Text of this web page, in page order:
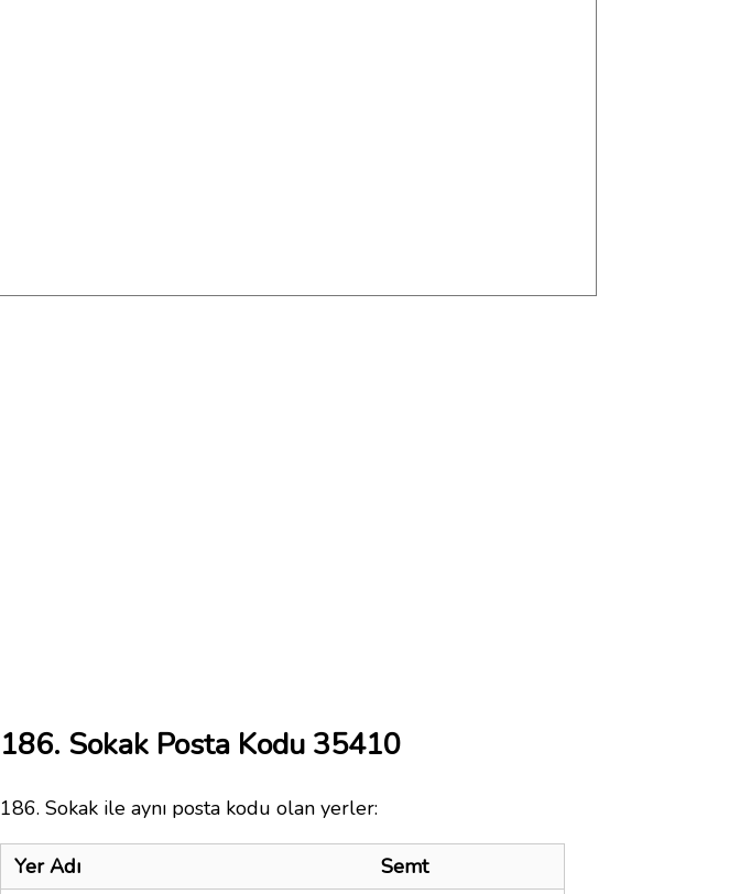
186. Sokak Posta Kodu 35410
186. Sokak ile aynı posta kodu olan yerler:
Yer Adı
Semt